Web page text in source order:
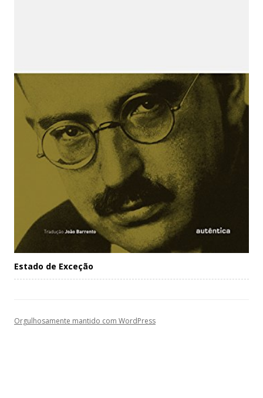
Estado de Exceção
Orgulhosamente mantido com WordPress